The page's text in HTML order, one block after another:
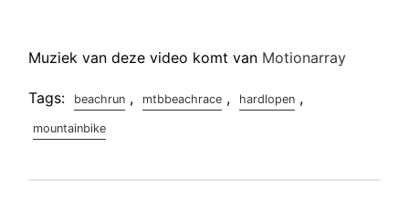
Muziek van deze video komt van Motionarray
Tags: beachrun , mtbbeachrace , hardlopen ,
mountainbike